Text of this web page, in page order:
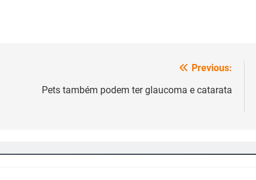
Previous:
Pets também podem ter glaucoma e catarata